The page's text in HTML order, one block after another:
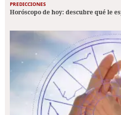
PREDICCIONES
Horóscopo de hoy: descubre qué le